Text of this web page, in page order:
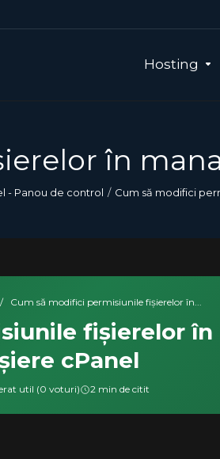
Hosting
în
- Panou de control Cum să modifici
/ Cum să modifici permisiunile fișierelor în...
fișierelor
cPanel
util (0 voturi) 2 min de citit